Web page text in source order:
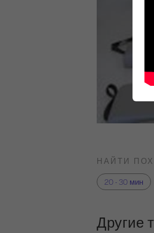
НАЙТИ
20 - 30 мин
Другие